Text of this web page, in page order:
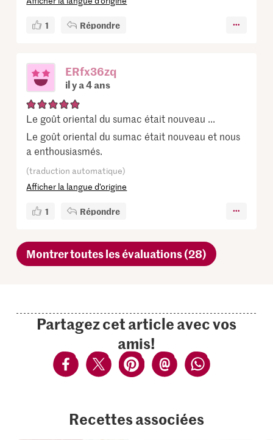
1 Répondre
ERfx36zq
il y a 4 ans
Le goût oriental du sumac était nouveau ...
Le goût oriental du sumac était nouveau et nous
a enthousiasmés.
(traduction automatique)
Afficher la langue d’origine
1 Répondre
Montrer toutes les évaluations (28)
Partagez cet article avec vos
amis!
Recettes associées